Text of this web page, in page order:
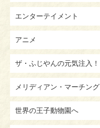
エンターテイメント
アニメ
ザ・ふじやんの元気注入！
メリディアン・マーチング
世界の王子動物園へ